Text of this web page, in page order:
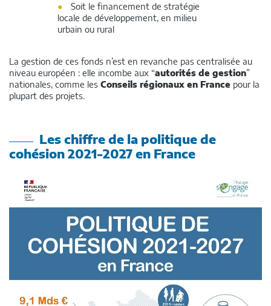
Soit le financement de stratégie
locale de développement, en milieu
urbain ou rural
La gestion de ces fonds n’est en revanche pas centralisée au
niveau européen : elle incombe aux “autorités de gestion”
nationales, comme les Conseils régionaux en France pour la
plupart des projets.
Les chiffre de la politique de
cohésion 2021-2027 en France